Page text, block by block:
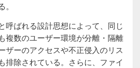
呼ばれる設計思想によって、同じ
複数のユーザー環境が分離・隔離
ザーのアクセスや不正侵入のリス
排除されている。さらに、ファイ